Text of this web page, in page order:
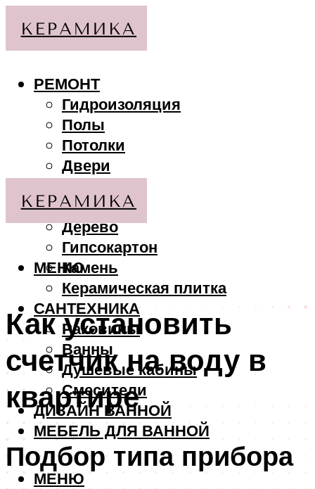
РЕМОНТ
Гидроизоляция
Полы
Потолки
Двери
МАТЕРИАЛЫ
Дерево
Гипсокартон
Камень
Керамическая плитка
САНТЕХНИКА
Раковины
Ванны
Душевые кабины
Смесители
ДИЗАЙН ВАННОЙ
МЕБЕЛЬ ДЛЯ ВАННОЙ
МЕНЮ
МЕНЮ
Как установить
счетчик на воду в
квартире
Подбор типа прибора